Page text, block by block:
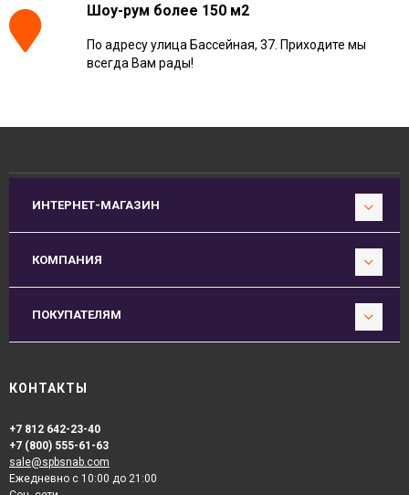
Шоу-рум более 150 м2
По адресу улица Бассейная, 37. Приходите мы
всегда Вам рады!
ИНТЕРНЕТ-МАГАЗИН
КОМПАНИЯ
ПОКУПАТЕЛЯМ
КОНТАКТЫ
+7 812 642-23-40
+7 (800) 555-61-63
sale@spbsnab.com
Ежедневно с 10:00 до 21:00